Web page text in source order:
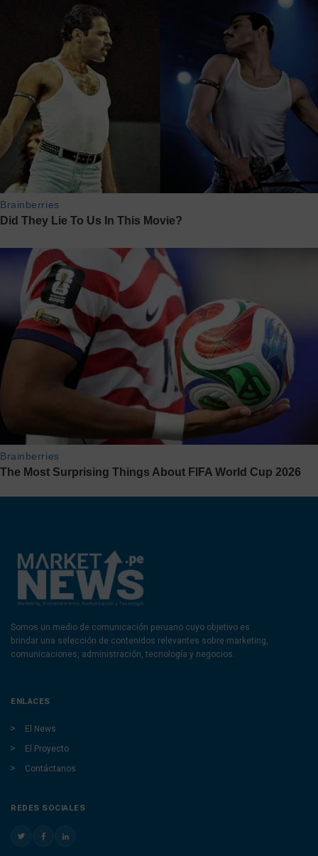
Somos un medio de comunicación peruano cuyo objetivo es
brindar una selección de contenidos relevantes sobre marketing,
comunicaciones, administración, tecnología y negocios.
ENLACES
El News
El Proyecto
Contáctanos
REDES SOCIALES